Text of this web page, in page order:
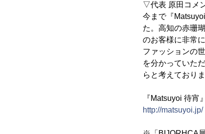
▽代表 原田コメ
今まで『
た。高知の赤珊
のお客様に非常
ファッションの
を分かっていた
らと考えておりま
『Matsuyoi 待宵』
http://matsuyoi.jp/